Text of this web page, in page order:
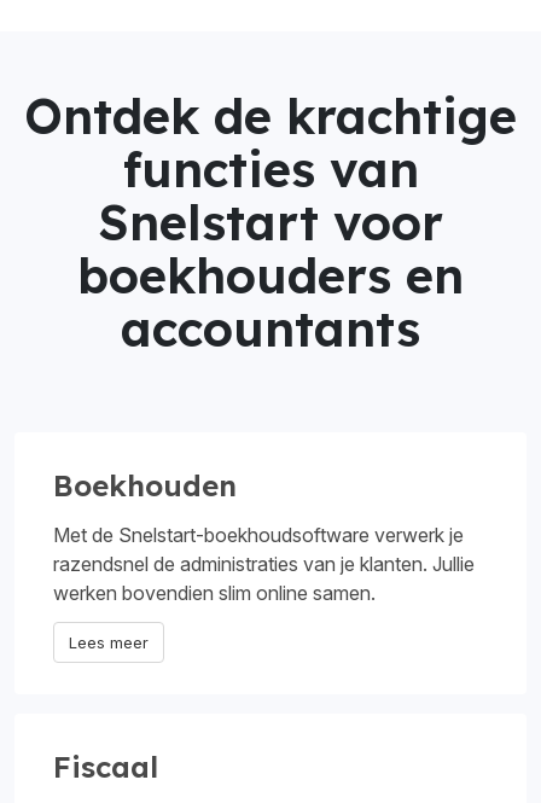
Ontdek de krachtige
functies van
Snelstart voor
boekhouders en
accountants
Boekhouden
Met de Snelstart-boekhoudsoftware verwerk je
razendsnel de administraties van je klanten. Jullie
werken bovendien slim online samen.
Lees meer
Fiscaal